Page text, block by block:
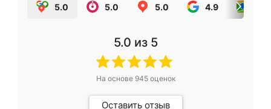
5.0 5.0 5.0 4.9
5.0 из 5
На основе 945оценок
Оставить отзыв